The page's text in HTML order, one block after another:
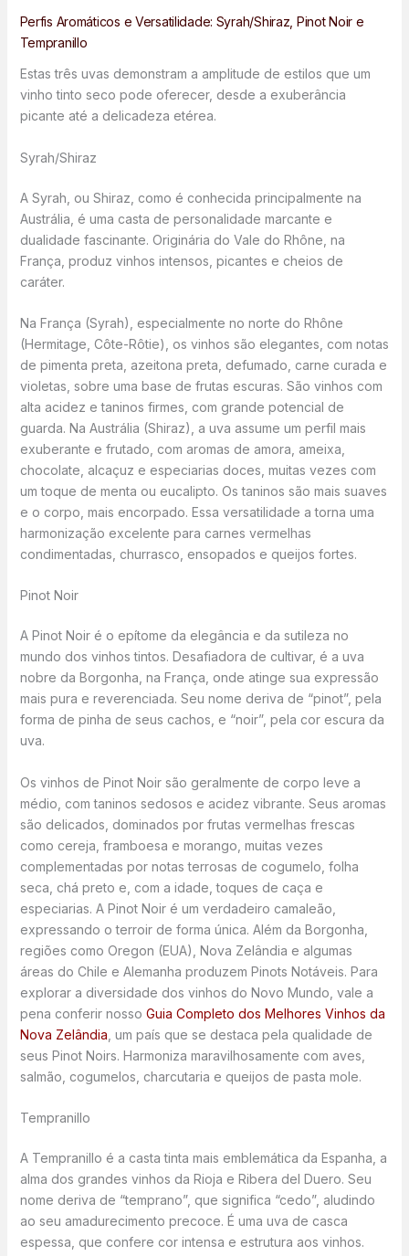
Perfis Aromáticos e Versatilidade: Syrah/Shiraz, Pinot Noir e
Tempranillo
Estas três uvas demonstram a amplitude de estilos que um
vinho tinto seco pode oferecer, desde a exuberância
picante até a delicadeza etérea.
Syrah/Shiraz
A Syrah, ou Shiraz, como é conhecida principalmente na
Austrália, é uma casta de personalidade marcante e
dualidade fascinante. Originária do Vale do Rhône, na
França, produz vinhos intensos, picantes e cheios de
caráter.
Na França (Syrah), especialmente no norte do Rhône
(Hermitage, Côte-Rôtie), os vinhos são elegantes, com notas
de pimenta preta, azeitona preta, defumado, carne curada e
violetas, sobre uma base de frutas escuras. São vinhos com
alta acidez e taninos firmes, com grande potencial de
guarda. Na Austrália (Shiraz), a uva assume um perfil mais
exuberante e frutado, com aromas de amora, ameixa,
chocolate, alcaçuz e especiarias doces, muitas vezes com
um toque de menta ou eucalipto. Os taninos são mais suaves
e o corpo, mais encorpado. Essa versatilidade a torna uma
harmonização excelente para carnes vermelhas
condimentadas, churrasco, ensopados e queijos fortes.
Pinot Noir
A Pinot Noir é o epítome da elegância e da sutileza no
mundo dos vinhos tintos. Desafiadora de cultivar, é a uva
nobre da Borgonha, na França, onde atinge sua expressão
mais pura e reverenciada. Seu nome deriva de “pinot”, pela
forma de pinha de seus cachos, e “noir”, pela cor escura da
uva.
Os vinhos de Pinot Noir são geralmente de corpo leve a
médio, com taninos sedosos e acidez vibrante. Seus aromas
são delicados, dominados por frutas vermelhas frescas
como cereja, framboesa e morango, muitas vezes
complementadas por notas terrosas de cogumelo, folha
seca, chá preto e, com a idade, toques de caça e
especiarias. A Pinot Noir é um verdadeiro camaleão,
expressando o terroir de forma única. Além da Borgonha,
regiões como Oregon (EUA), Nova Zelândia e algumas
áreas do Chile e Alemanha produzem Pinots Notáveis. Para
explorar a diversidade dos vinhos do Novo Mundo, vale a
pena conferir nosso Guia Completo dos Melhores Vinhos da
Nova Zelândia , um país que se destaca pela qualidade de
seus Pinot Noirs. Harmoniza maravilhosamente com aves,
salmão, cogumelos, charcutaria e queijos de pasta mole.
Tempranillo
A Tempranillo é a casta tinta mais emblemática da Espanha, a
alma dos grandes vinhos da Rioja e Ribera del Duero. Seu
nome deriva de “temprano”, que significa “cedo”, aludindo
ao seu amadurecimento precoce. É uma uva de casca
espessa, que confere cor intensa e estrutura aos vinhos.